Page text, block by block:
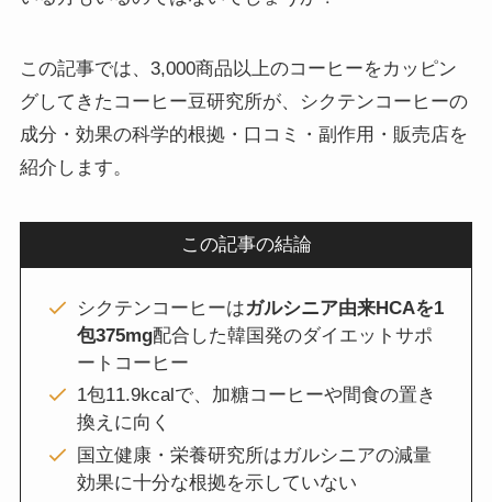
この記事では、3,000商品以上のコーヒーをカッピン
グしてきたコーヒー豆研究所が、シクテンコーヒーの
成分・効果の科学的根拠・口コミ・副作用・販売店を
紹介します。
この記事の結論
シクテンコーヒーはガルシニア由来HCAを1
包375mg配合した韓国発のダイエットサポ
ートコーヒー
1包11.9kcalで、加糖コーヒーや間食の置き
換えに向く
国立健康・栄養研究所はガルシニアの減量
効果に十分な根拠を示していない